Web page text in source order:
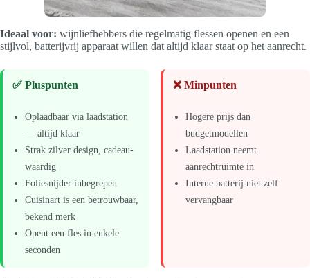
Ideaal voor: wijnliefhebbers die regelmatig flessen openen en een
stijlvol, batterijvrij apparaat willen dat altijd klaar staat op het aanrecht.
✅ Pluspunten
Oplaadbaar via laadstation
— altijd klaar
Strak zilver design, cadeau-
waardig
Foliesnijder inbegrepen
Cuisinart is een betrouwbaar,
bekend merk
Opent een fles in enkele
seconden
❌ Minpunten
Hogere prijs dan
budgetmodellen
Laadstation neemt
aanrechtruimte in
Interne batterij niet zelf
vervangbaar